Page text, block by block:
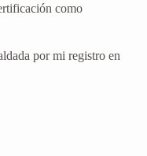
como
por mi registro en